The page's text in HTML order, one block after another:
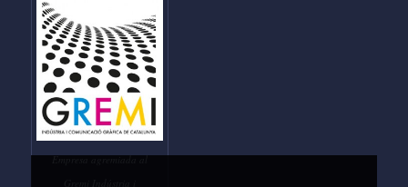
Empresa agremiada al